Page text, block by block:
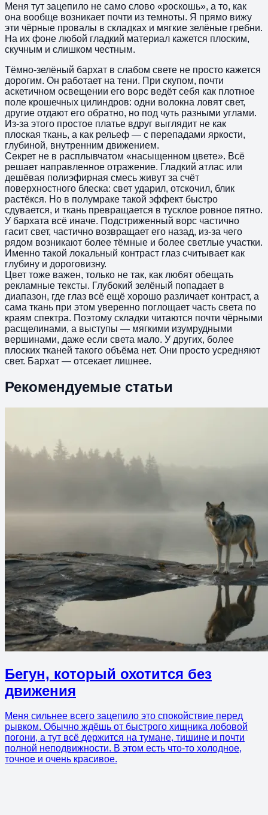
Меня тут зацепило не само слово «роскошь», а то, как
она вообще возникает почти из темноты. Я прямо вижу
эти чёрные провалы в складках и мягкие зелёные гребни.
На их фоне любой гладкий материал кажется плоским,
скучным и слишком честным.
Тёмно-зелёный бархат в слабом свете не просто кажется
дорогим. Он работает на тени. При скупом, почти
аскетичном освещении его ворс ведёт себя как плотное
поле крошечных цилиндров: одни волокна ловят свет,
другие отдают его обратно, но под чуть разными углами.
Из-за этого простое платье вдруг выглядит не как
плоская ткань, а как рельеф — с перепадами яркости,
глубиной, внутренним движением.
Секрет не в расплывчатом «насыщенном цвете». Всё
решает направленное отражение. Гладкий атлас или
дешёвая полиэфирная смесь живут за счёт
поверхностного блеска: свет ударил, отскочил, блик
растёкся. Но в полумраке такой эффект быстро
сдувается, и ткань превращается в тусклое ровное пятно.
У бархата всё иначе. Подстриженный ворс частично
гасит свет, частично возвращает его назад, из-за чего
рядом возникают более тёмные и более светлые участки.
Именно такой локальный контраст глаз считывает как
глубину и дороговизну.
Цвет тоже важен, только не так, как любят обещать
рекламные тексты. Глубокий зелёный попадает в
диапазон, где глаз всё ещё хорошо различает контраст, а
сама ткань при этом уверенно поглощает часть света по
краям спектра. Поэтому складки читаются почти чёрными
расщелинами, а выступы — мягкими изумрудными
вершинами, даже если света мало. У других, более
плоских тканей такого объёма нет. Они просто усредняют
свет. Бархат — отсекает лишнее.
Рекомендуемые статьи
Бегун, который охотится без
движения
Меня сильнее всего зацепило это спокойствие перед
рывком. Обычно ждёшь от быстрого хищника лобовой
погони, а тут всё держится на тумане, тишине и почти
полной неподвижности. В этом есть что-то холодное,
точное и очень красивое.